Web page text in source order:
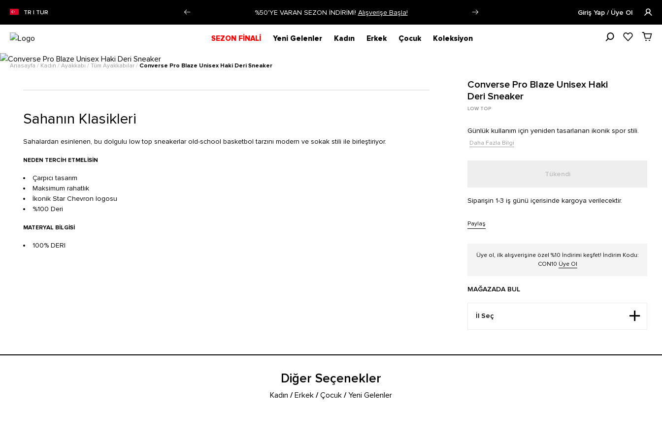
TR | TUR
%50'YE VARAN SEZON İNDİRİMİ! Siparişin 1-3 iş günü içerisinde kargoya verilecektir. Daha Fazla Bilgi Giriş Yap / Üye Ol
SEZON FİNALİ Yeni Gelenler Kadın Erkek Çocuk Koleksiyon
Anasayfa / Kadın / Ayakkabı / Tüm Ayakkabılar / Converse Pro Blaze Unisex Haki Deri Sneaker
Sahanın Klasikleri
Sahalardan esinlenen, bu dolgulu low top sneakerlar old-school basketbol tarzını modern ve sokak stili ile birleştiriyor.
NEDEN TERCIH ETMELISIN
Çarpıcı tasarım
Maksimum rahatlık
İkonik Star Chevron logosu
%100 Deri
MATERYAL BILGISI
100% DERI
Converse Pro Blaze Unisex Haki
Deri Sneaker
LOW TOP
Günlük kullanım için yeniden tasarlanan ikonik spor stili.
Daha Fazla Bilgi
Tükendi
Siparişin 1-3 iş günü içerisinde kargoya verilecektir.
Paylaş
Üye ol, ilk alışverişine özel %10 İndirimi keşfet! İndirim Kodu:
CON10 Üye Ol
MAĞAZADA BUL
Diğer Seçenekler
Kadın /Erkek /Çocuk /Yeni Gelenler